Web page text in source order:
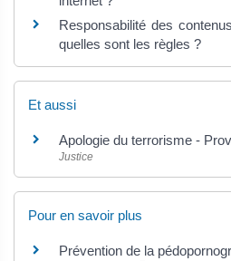
Responsabilité des
quelles sont les règles ?
Et aussi
Apologie du terrorisme -
Justice
Pour en savoir plus
Prévention de la